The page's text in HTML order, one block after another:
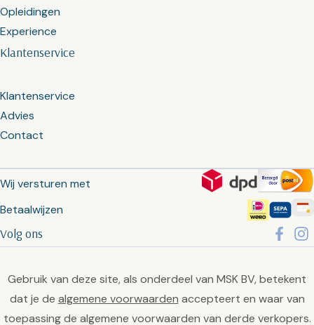
Klantenservice
Klantenservice
Advies
Contact
Opleidingen
Experience
Wij versturen met
Betaalwijzen
Volg ons
Gebruik van deze site, als onderdeel van MSK BV, betekent
dat je de algemene voorwaarden accepteert en waar van
toepassing de algemene voorwaarden van derde verkopers.